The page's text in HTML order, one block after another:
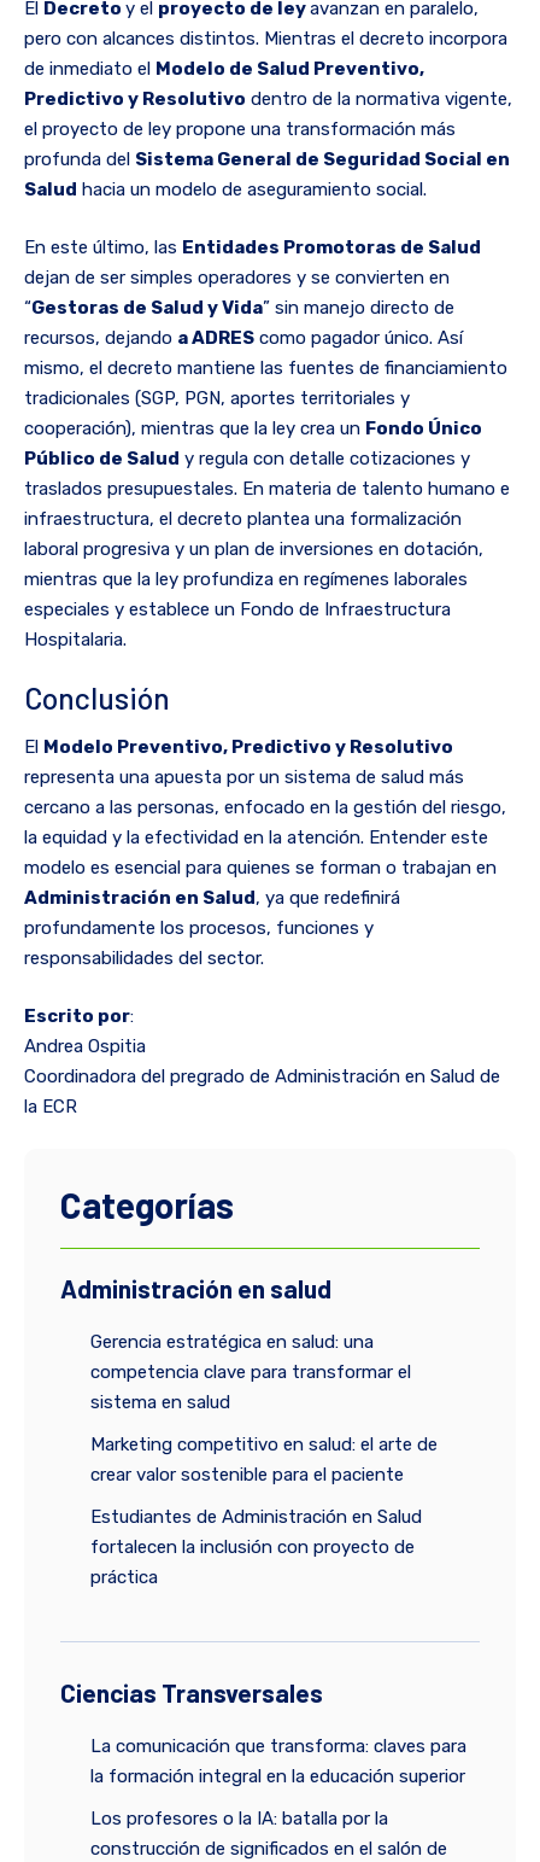
El Decreto y el proyecto de leyavanzan en paralelo,
pero con alcances distintos. Mientras el decreto incorpora
de inmediato el Modelo de Salud Preventivo,
Predictivo y Resolutivo dentro de la normativa vigente,
el proyecto de ley propone una transformación más
profunda del Sistema General de Seguridad Social en
Salud hacia un modelo de aseguramiento social.
En este último, las Entidades Promotoras de Salud
dejan de ser simples operadores y se convierten en
“Gestoras de Salud y Vida” sin manejo directo de
recursos, dejando a ADRES como pagador único. Así
mismo, el decreto mantiene las fuentes de financiamiento
tradicionales (SGP, PGN, aportes territoriales y
cooperación), mientras que la ley crea un Fondo Único
Público de Salud y regula con detalle cotizaciones y
traslados presupuestales. En materia de talento humano e
infraestructura, el decreto plantea una formalización
laboral progresiva y un plan de inversiones en dotación,
mientras que la ley profundiza en regímenes laborales
especiales y establece un Fondo de Infraestructura
Hospitalaria.
Conclusión
El Modelo Preventivo, Predictivo y Resolutivo
representa una apuesta por un sistema de salud más
cercano a las personas, enfocado en la gestión del riesgo,
la equidad y la efectividad en la atención. Entender este
modelo es esencial para quienes se forman o trabajan en
Administración en Salud, ya que redefinirá
profundamente los procesos, funciones y
responsabilidades del sector.
Escrito por:
Andrea Ospitia
Coordinadora del pregrado de Administración en Salud de
la ECR
Categorías
Administración en salud
Gerencia estratégica en salud: una
competencia clave para transformar el
sistema en salud
Marketing competitivo en salud: el arte de
crear valor sostenible para el paciente
Estudiantes de Administración en Salud
fortalecen la inclusión con proyecto de
práctica
Ciencias Transversales
La comunicación que transforma: claves para
la formación integral en la educación superior
Los profesores o la IA: batalla por la
construcción de significados en el salón de